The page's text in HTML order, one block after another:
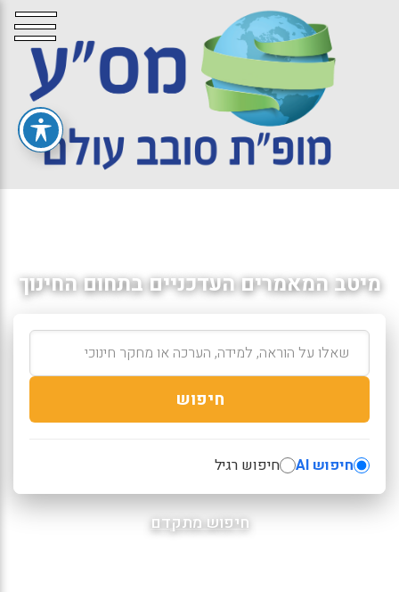
מיטב המאמרים העדכניים בתחום החינוך
חיפוש
חיפוש AI חיפוש רגיל
חיפוש מתקדם